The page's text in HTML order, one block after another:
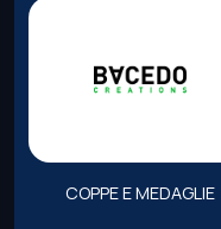
COPPE E MEDAGLIE